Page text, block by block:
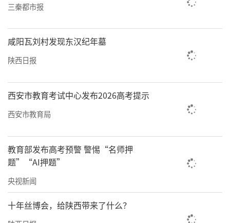
三秦都市报
咸阳瓦刘村发现东汉纪年墓
陕西日报
西安市教育考试中心发布2026高考提示
西安市教育局
教育部发布高考预警 警惕“名师押
题”“AI押题”
央视新闻
十年丝博会，给陕西带来了什么？